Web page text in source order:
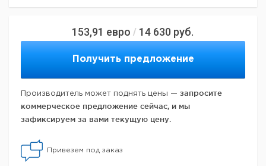
153,91 евро / 14 630 руб.
Получить предложение
Производитель может поднять цены — запросите
коммерческое предложение сейчас, и мы
зафиксируем за вами текущую цену.
Привезем под заказ